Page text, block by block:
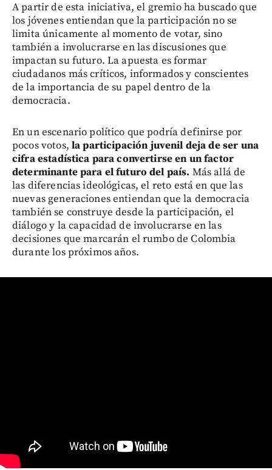
A partir de esta iniciativa, el gremio ha buscado que
los jóvenes entiendan que la participación no se
limita únicamente al momento de votar, sino
también a involucrarse en las discusiones que
impactan su futuro. La apuesta es formar
ciudadanos más críticos, informados y conscientes
de la importancia de su papel dentro de la
democracia.
En un escenario político que podría definirse por
pocos votos, la participación juvenil deja de ser una
cifra estadística para convertirse en un factor
determinante para el futuro del país. Más allá de
las diferencias ideológicas, el reto está en que las
nuevas generaciones entiendan que la democracia
también se construye desde la participación, el
diálogo y la capacidad de involucrarse en las
decisiones que marcarán el rumbo de Colombia
durante los próximos años.